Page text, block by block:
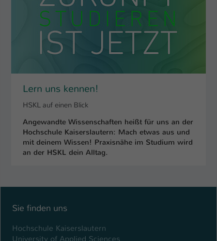
Lern uns kennen!
HSKL auf einen Blick
Angewandte Wissenschaften heißt für uns an der
Hochschule Kaiserslautern: Mach etwas aus und
mit deinem Wissen! Praxisnähe im Studium wird
an der HSKL dein Alltag.
Sie finden uns
Hochschule Kaiserslautern
University of Applied Sciences
be_typo_user
Zweck
ein Besucher im Typo3-Backend
angemeldet ist und Rechte besitzt diese